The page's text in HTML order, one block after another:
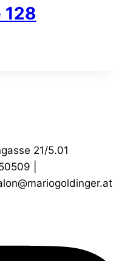
128
21/5.01
|